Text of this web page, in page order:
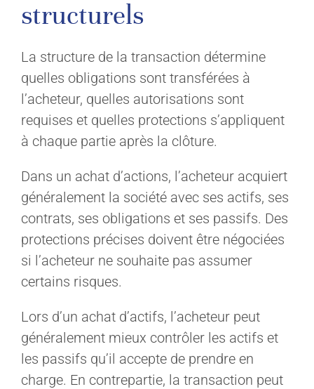
structurels
La structure de la transaction détermine
quelles obligations sont transférées à
l’acheteur, quelles autorisations sont
requises et quelles protections s’appliquent
à chaque partie après la clôture.
Dans un achat d’actions, l’acheteur acquiert
généralement la société avec ses actifs, ses
contrats, ses obligations et ses passifs. Des
protections précises doivent être négociées
si l’acheteur ne souhaite pas assumer
certains risques.
Lors d’un achat d’actifs, l’acheteur peut
généralement mieux contrôler les actifs et
les passifs qu’il accepte de prendre en
charge. En contrepartie, la transaction peut